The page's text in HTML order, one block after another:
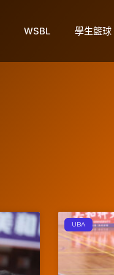
WSBL 學生籃球
UBA